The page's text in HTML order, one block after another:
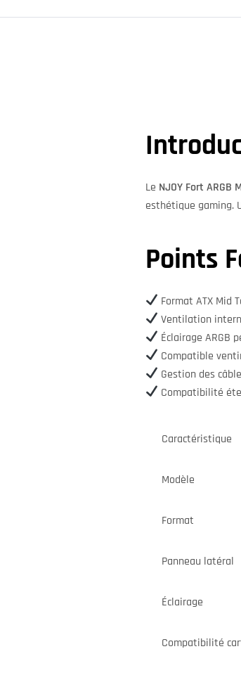
Le NJOY Fort ARGB
esthétique gaming.
Points
Format ATX Mid
Ventilation
Éclairage ARGB
Compatible
Gestion des
Compatibilité
Caractéristique
Modèle
Format
Panneau latéral
Éclairage
Compatibilité